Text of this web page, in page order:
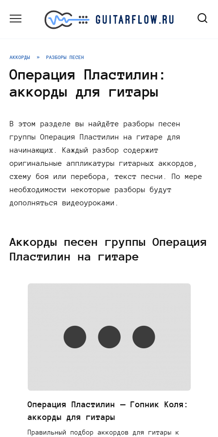
АККОРДЫ » РАЗБОРЫ ПЕСЕН
Операция Пластилин:
аккорды для гитары
В этом разделе вы найдёте разборы песен
группы Операция Пластилин на гитаре для
начинающих. Каждый разбор содержит
оригинальные аппликатуры гитарных аккордов,
схему боя или перебора, текст песни. По мере
необходимости некоторые разборы будут
дополняться видеоуроками.
Аккорды песен группы Операция
Пластилин на гитаре
Операция Пластилин — Гопник Коля:
аккорды для гитары
Правильный подбор аккордов для гитары к